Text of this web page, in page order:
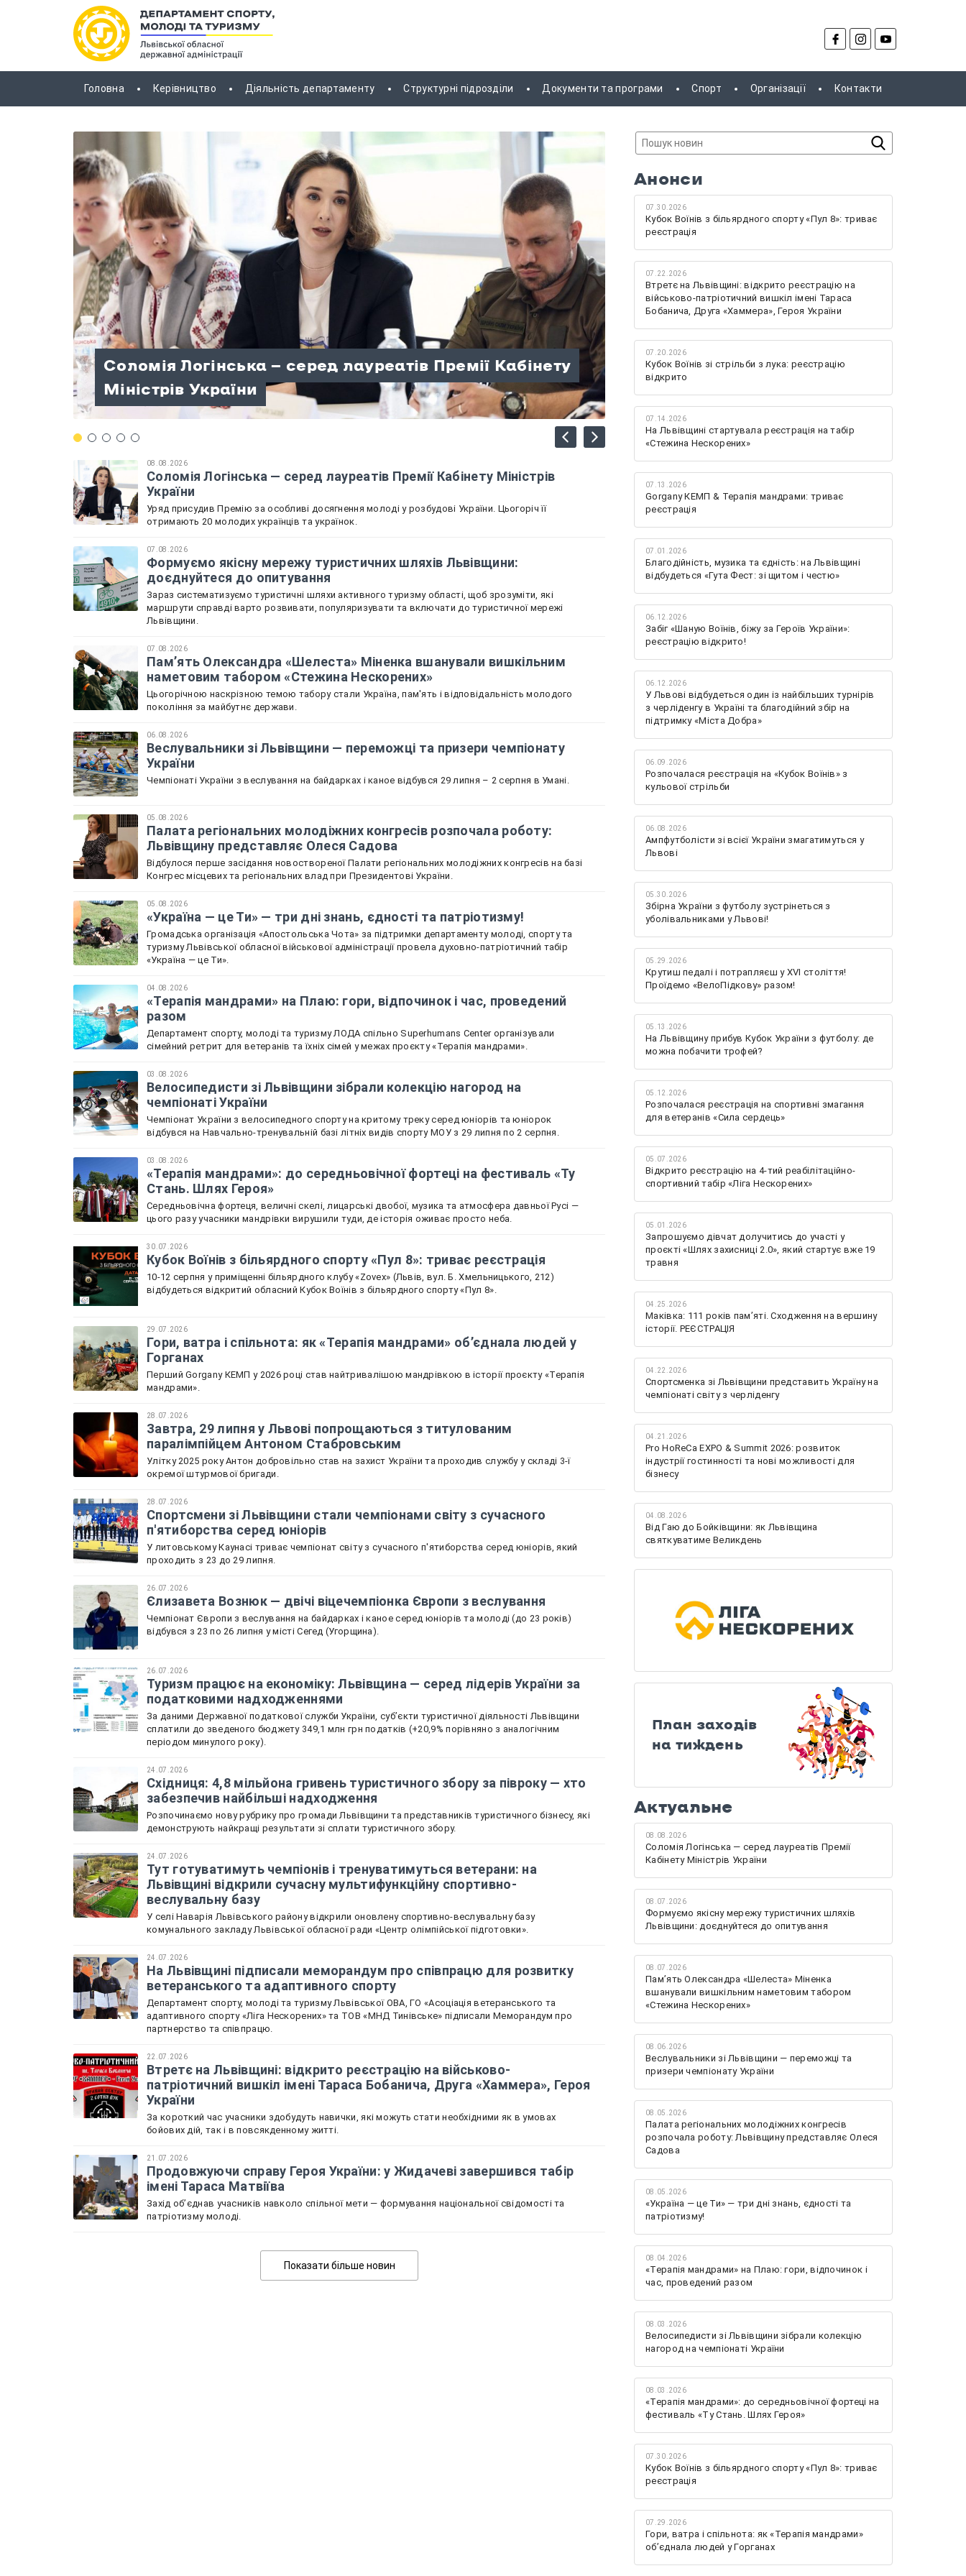
Головна Керівництво Діяльність департаменту Структурні підрозділи Документи та програми Спорт Організації Контакти
Соломія Логінська — серед лауреатів Премії Кабінету
Міністрів України
Формуємо якісну мережу туристичних шляхів
Львівщини: доєднуйтеся до опитування
Памʼять Олександра «Шелеста» Міненка вшанували
вишкільним наметовим табором «Стежина
Нескорених»
Веслувальники зі Львівщини — переможці та призери
чемпіонату України
Палата регіональних молодіжних конгресів
розпочала роботу: Львівщину представляє Олеся
Садова
08.08.2026
Соломія Логінська — серед лауреатів Премії Кабінету Міністрів
України
Уряд присудив Премію за особливі досягнення молоді у розбудові України. Цьогоріч її
отримають 20 молодих українців та українок.
07.08.2026
Формуємо якісну мережу туристичних шляхів Львівщини:
доєднуйтеся до опитування
Зараз систематизуємо туристичні шляхи активного туризму області, щоб зрозуміти, які
маршрути справді варто розвивати, популяризувати та включати до туристичної мережі
Львівщини.
07.08.2026
Памʼять Олександра «Шелеста» Міненка вшанували вишкільним
наметовим табором «Стежина Нескорених»
Цьогорічною наскрізною темою табору стали Україна, пам'ять і відповідальність молодого
покоління за майбутнє держави.
06.08.2026
Веслувальники зі Львівщини — переможці та призери чемпіонату
України
Чемпіонаті України з веслування на байдарках і каное відбувся 29 липня – 2 серпня в Умані.
05.08.2026
Палата регіональних молодіжних конгресів розпочала роботу:
Львівщину представляє Олеся Садова
Відбулося перше засідання новоствореної Палати регіональних молодіжних конгресів на базі
Конгрес місцевих та регіональних влад при Президентові України.
05.08.2026
«Україна — це Ти» — три дні знань, єдності та патріотизму!
Громадська організація «Апостольська Чота» за підтримки департаменту молоді, спорту та
туризму Львівської обласної військової адміністрації провела духовно-патріотичний табір
«Україна — це Ти».
04.08.2026
«Терапія мандрами» на Плаю: гори, відпочинок і час, проведений
разом
Департамент спорту, молоді та туризму ЛОДА спільно Superhumans Center організували
сімейний ретрит для ветеранів та їхніх сімей у межах проєкту «Терапія мандрами».
03.08.2026
Велосипедисти зі Львівщини зібрали колекцію нагород на
чемпіонаті України
Чемпіонат України з велосипедного спорту на критому треку серед юніорів та юніорок
відбувся на Навчально-тренувальній базі літніх видів спорту МОУ з 29 липня по 2 серпня.
03.08.2026
«Терапія мандрами»: до середньовічної фортеці на фестиваль «Ту
Стань. Шлях Героя»
Середньовічна фортеця, величні скелі, лицарські двобої, музика та атмосфера давньої Русі —
цього разу учасники мандрівки вирушили туди, де історія оживає просто неба.
30.07.2026
Кубок Воїнів з більярдного спорту «Пул 8»: триває реєстрація
10-12 серпня у приміщенні більярдного клубу «Zovex» (Львів, вул. Б. Хмельницького, 212)
відбудеться відкритий обласний Кубок Воїнів з більярдного спорту «Пул 8».
29.07.2026
Гори, ватра і спільнота: як «Терапія мандрами» об’єднала людей у
Горганах
Перший Gorgany КЕМП у 2026 році став найтривалішою мандрівкою в історії проєкту «Терапія
мандрами».
28.07.2026
Завтра, 29 липня у Львові попрощаються з титулованим
паралімпійцем Антоном Стабровським
Улітку 2025 року Антон добровільно став на захист України та проходив службу у складі 3-ї
окремої штурмової бригади.
28.07.2026
Спортсмени зі Львівщини стали чемпіонами світу з сучасного
п'ятиборства серед юніорів
У литовському Каунасі триває чемпіонат світу з сучасного п'ятиборства серед юніорів, який
проходить з 23 до 29 липня.
26.07.2026
Єлизавета Вознюк — двічі віцечемпіонка Європи з веслування
Чемпіонат Європи з веслування на байдарках і каное серед юніорів та молоді (до 23 років)
відбувся з 23 по 26 липня у місті Сегед (Угорщина).
26.07.2026
Туризм працює на економіку: Львівщина — серед лідерів України за
податковими надходженнями
За даними Державної податкової служби України, суб’єкти туристичної діяльності Львівщини
сплатили до зведеного бюджету 349,1 млн грн податків (+20,9% порівняно з аналогічним
періодом минулого року).
24.07.2026
Східниця: 4,8 мільйона гривень туристичного збору за півроку — хто
забезпечив найбільші надходження
Розпочинаємо нову рубрику про громади Львівщини та представників туристичного бізнесу, які
демонструють найкращі результати зі сплати туристичного збору.
24.07.2026
Тут готуватимуть чемпіонів і тренуватимуться ветерани: на
Львівщині відкрили сучасну мультифункційну спортивно-
веслувальну базу
У селі Наварія Львівського району відкрили оновлену спортивно-веслувальну базу
комунального закладу Львівської обласної ради «Центр олімпійської підготовки».
24.07.2026
На Львівщині підписали меморандум про співпрацю для розвитку
ветеранського та адаптивного спорту
Департамент спорту, молоді та туризму Львівської ОВА, ГО «Асоціація ветеранського та
адаптивного спорту «Ліга Нескорених» та ТОВ «МНД Тинівське» підписали Меморандум про
партнерство та співпрацю.
22.07.2026
Втретє на Львівщині: відкрито реєстрацію на військово-
патріотичний вишкіл імені Тараса Бобанича, Друга «Хаммера», Героя
України
За короткий час учасники здобудуть навички, які можуть стати необхідними як в умовах
бойових дій, так і в повсякденному житті.
21.07.2026
Продовжуючи справу Героя України: у Жидачеві завершився табір
імені Тараса Матвіїва
Захід обʼєднав учасників навколо спільної мети — формування національної свідомості та
патріотизму молоді.
Показати більше новин
Анонси
07.30.2026
Кубок Воїнів з більярдного спорту «Пул 8»: триває
реєстрація
07.22.2026
Втретє на Львівщині: відкрито реєстрацію на
військово-патріотичний вишкіл імені Тараса
Бобанича, Друга «Хаммера», Героя України
07.20.2026
Кубок Воїнів зі стрільби з лука: реєстрацію
відкрито
07.14.2026
На Львівщині стартувала реєстрація на табір
«Стежина Нескорених»
07.13.2026
Gorgany КЕМП & Терапія мандрами: триває
реєстрація
07.01.2026
Благодійність, музика та єдність: на Львівщині
відбудеться «Гута Фест: зі щитом і честю»
06.12.2026
Забіг «Шаную Воїнів, біжу за Героїв України»:
реєстрацію відкрито!
06.12.2026
У Львові відбудеться один із найбільших турнірів
з черліденгу в Україні та благодійний збір на
підтримку «Міста Добра»
06.09.2026
Розпочалася реєстрація на «Кубок Воїнів» з
кульової стрільби
06.08.2026
Ампфутболісти зі всієї України змагатимуться у
Львові
05.30.2026
Збірна України з футболу зустрінеться з
уболівальниками у Львові!
05.29.2026
Крутиш педалі і потрапляєш у XVI століття!
Проїдемо «ВелоПідкову» разом!
05.13.2026
На Львівщину прибув Кубок України з футболу: де
можна побачити трофей?
05.12.2026
Розпочалася реєстрація на спортивні змагання
для ветеранів «Сила сердець»
05.07.2026
Відкрито реєстрацію на 4-тий реабілітаційно-
спортивний табір «Ліга Нескорених»
05.01.2026
Запрошуємо дівчат долучитись до участі у
проєкті «Шлях захисниці 2.0», який стартує вже 19
травня
04.25.2026
Маківка: 111 років пам’яті. Сходження на вершину
історії. РЕЄСТРАЦІЯ
04.22.2026
Спортсменка зі Львівщини представить Україну на
чемпіонаті світу з черліденгу
04.21.2026
Pro HoReCa EXPO & Summit 2026: розвиток
індустрії гостинності та нові можливості для
бізнесу
04.08.2026
Від Гаю до Бойківщини: як Львівщина
святкуватиме Великдень
План заходів
на тиждень
Актуальне
08.08.2026
Соломія Логінська — серед лауреатів Премії
Кабінету Міністрів України
08.07.2026
Формуємо якісну мережу туристичних шляхів
Львівщини: доєднуйтеся до опитування
08.07.2026
Памʼять Олександра «Шелеста» Міненка
вшанували вишкільним наметовим табором
«Стежина Нескорених»
08.06.2026
Веслувальники зі Львівщини — переможці та
призери чемпіонату України
08.05.2026
Палата регіональних молодіжних конгресів
розпочала роботу: Львівщину представляє Олеся
Садова
08.05.2026
«Україна — це Ти» — три дні знань, єдності та
патріотизму!
08.04.2026
«Терапія мандрами» на Плаю: гори, відпочинок і
час, проведений разом
08.03.2026
Велосипедисти зі Львівщини зібрали колекцію
нагород на чемпіонаті України
08.03.2026
«Терапія мандрами»: до середньовічної фортеці на
фестиваль «Ту Стань. Шлях Героя»
07.30.2026
Кубок Воїнів з більярдного спорту «Пул 8»: триває
реєстрація
07.29.2026
Гори, ватра і спільнота: як «Терапія мандрами»
об’єднала людей у Горганах